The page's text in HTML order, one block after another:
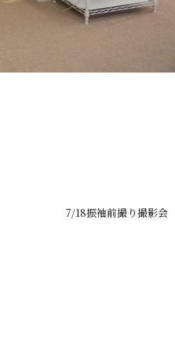
7/18振袖前撮り撮影会